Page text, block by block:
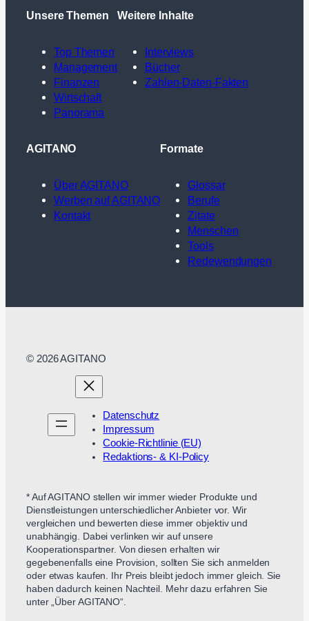
Unsere Themen
Top Themen
Management
Finanzen
Wirtschaft
Panorama
Weitere Inhalte
Interviews
Bücher
Zahlen-Daten-Fakten
AGITANO
Über AGITANO
Werben auf AGITANO
Kontakt
Formate
Glossar
Berufe
Zitate
Menschen
Tools
Redewendungen
© 2026 AGITANO
Datenschutz
Impressum
Cookie-Richtlinie (EU)
Redaktions- & KI-Policy
* Auf AGITANO stellen wir immer wieder Produkte und
Dienstleistungen unterschiedlicher Anbieter vor. Wir
vergleichen und bewerten diese immer objektiv und
unabhängig. Dabei verlinken wir auf unsere
Kooperationspartner. Von diesen erhalten wir
gegebenenfalls eine Provision, sollten Sie sich anmelden
oder etwas kaufen. Ihr Preis bleibt jedoch immer gleich. Sie
haben dadurch keinen Nachteil. Mehr dazu erfahren Sie
unter „Über AGITANO“.